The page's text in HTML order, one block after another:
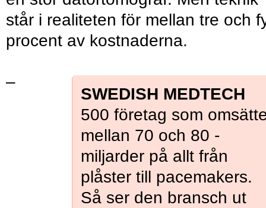
står i realiteten för mellan tre och
procent av kostnaderna.
SWEDISH MEDTECH
500 företag som
mellan 70 och 80 ­
miljarder på allt från
plåster till pacemakers.
Så ser den bransch ut
–